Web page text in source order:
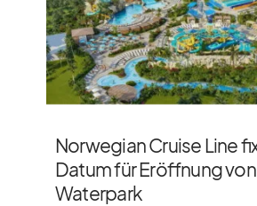
Norwegian Cruise Line
Datum für Eröffnung von
Waterpark